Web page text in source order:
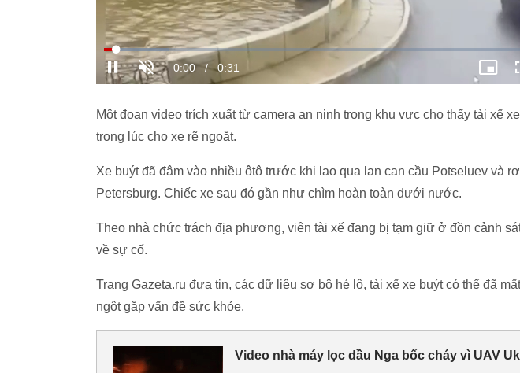
Một đoạn video trích xuất từ camera an ninh trong khu vực cho thấy tài xế
trong lúc cho xe rẽ ngoặt.
Xe buýt đã đâm vào nhiều ôtô trước khi lao qua lan can cầu Potseluev và
Petersburg. Chiếc xe sau đó gần như chìm hoàn toàn dưới nước.
Theo nhà chức trách địa phương, viên tài xế đang bị tạm giữ ở đồn cảnh
về sự cố.
Trang Gazeta.ru đưa tin, các dữ liệu sơ bộ hé lộ, tài xế xe buýt có thể đã
ngột gặp vấn đề sức khỏe.
Video nhà máy lọc dầu Nga bốc cháy vì UAV